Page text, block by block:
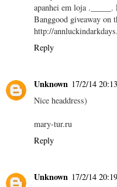
apanhei em loja ._____.
Banggood giveaway on
http://
Reply
Unknown 17/2/14 20:13
Nice headdress)
mary-tur.ru
Reply
Unknown 17/2/14 20:19